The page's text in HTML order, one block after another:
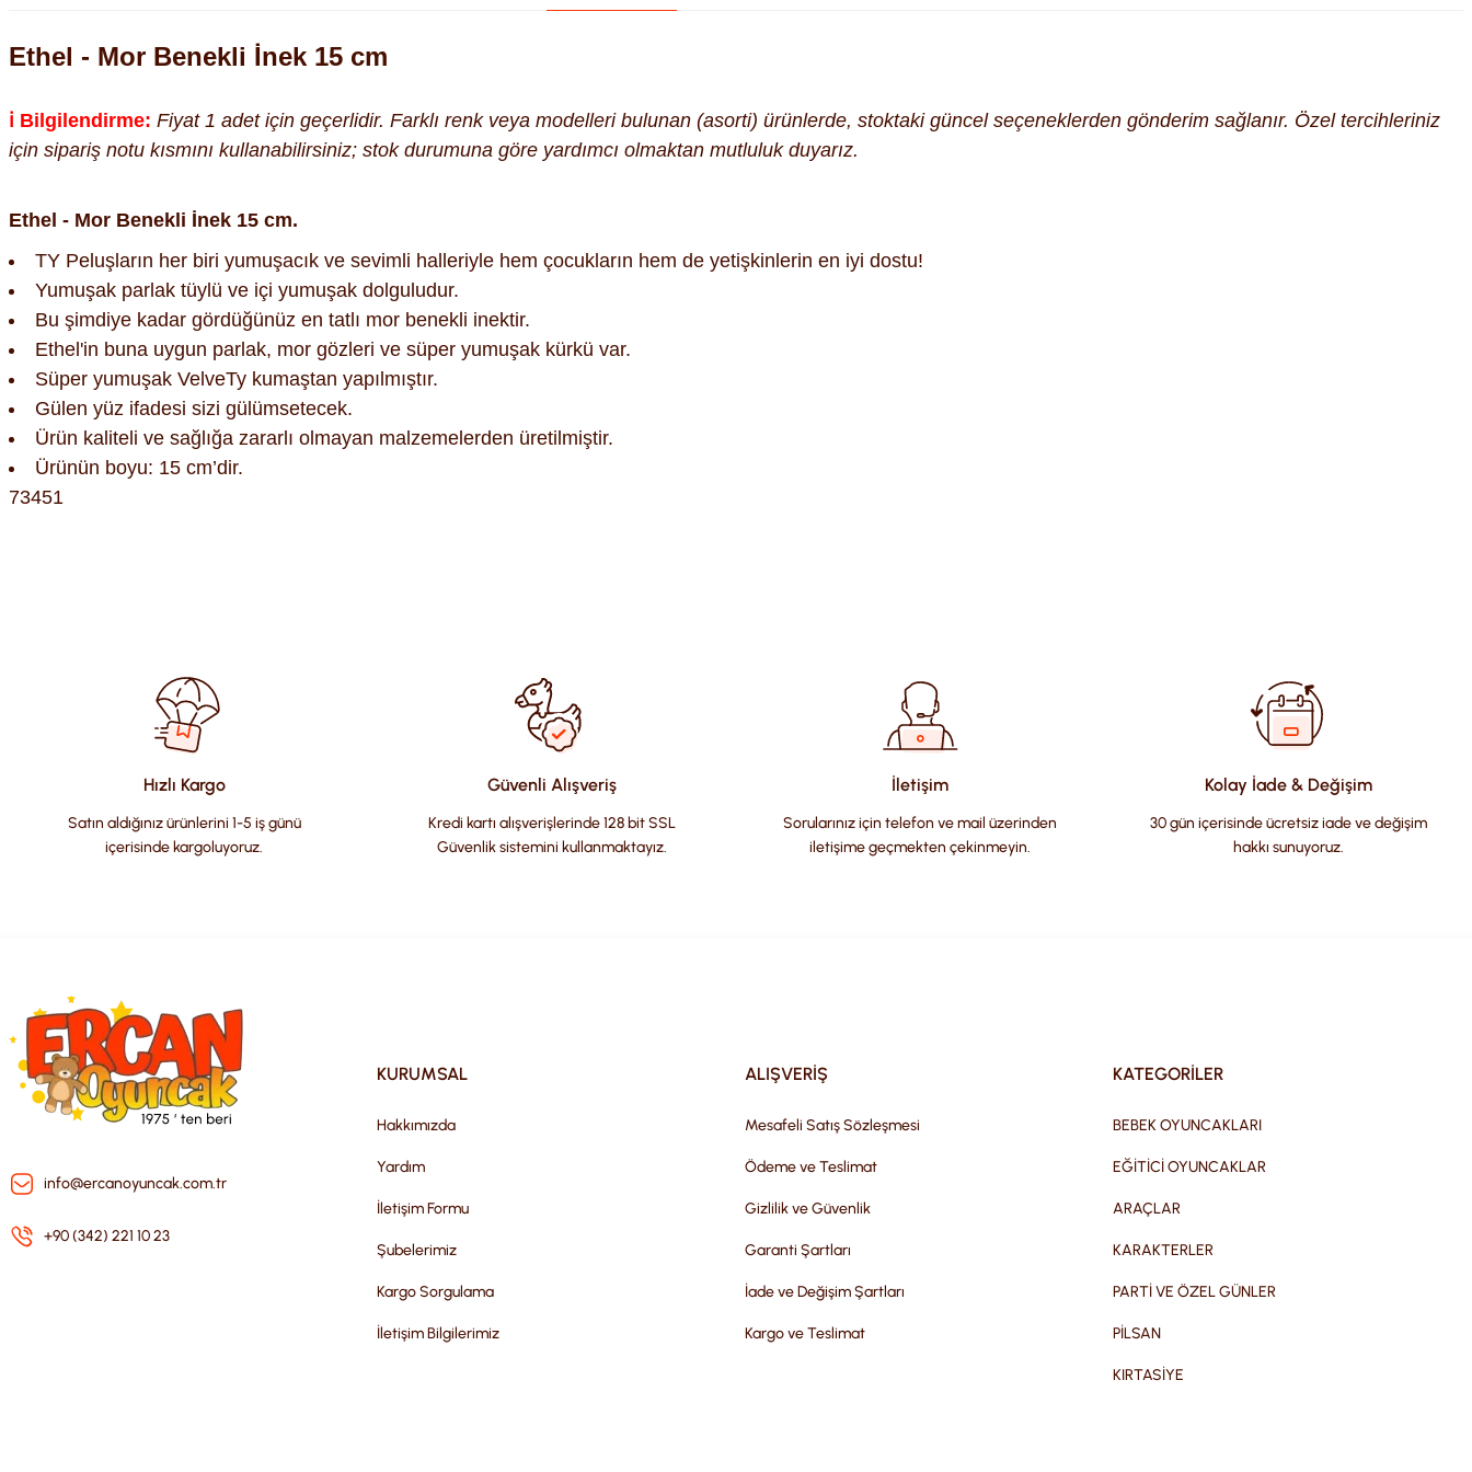
Ethel - Mor Benekli İnek 15 cm
ℹ️ Bilgilendirme: Fiyat 1 adet için geçerlidir. Farklı renk veya modelleri bulunan (asorti) ürünlerde, stoktaki güncel seçeneklerden gönderim sağlanır. Özel tercihleriniz
için sipariş notu kısmını kullanabilirsiniz; stok durumuna göre yardımcı olmaktan mutluluk duyarız.
Ethel - Mor Benekli İnek 15 cm.
TY Peluşların her biri yumuşacık ve sevimli halleriyle hem çocukların hem de yetişkinlerin en iyi dostu!
Yumuşak parlak tüylü ve içi yumuşak dolguludur.
Bu şimdiye kadar gördüğünüz en tatlı mor benekli inektir.
Ethel'in buna uygun parlak, mor gözleri ve süper yumuşak kürkü var.
Süper yumuşak VelveTy kumaştan yapılmıştır.
Gülen yüz ifadesi sizi gülümsetecek.
Ürün kaliteli ve sağlığa zararlı olmayan malzemelerden üretilmiştir.
Ürünün boyu: 15 cm’dir.
73451
Ürün resmi kalitesiz, bozuk veya görüntülenemiyor.
Ürün açıklamasında eksik bilgiler bulunuyor.
Ürün bilgilerinde hatalar bulunuyor.
Bu ürüne benzer farklı alternatifler olmalı.
Hızlı Kargo
Satın aldığınız ürünlerini 1-5 iş günü
içerisinde kargoluyoruz.
Güvenli Alışveriş
Kredi kartı alışverişlerinde 128 bit SSL
Güvenlik sistemini kullanmaktayız.
İletişim
Sorularınız için telefon ve mail üzerinden
iletişime geçmekten çekinmeyin.
Kolay İade & Değişim
30 gün içerisinde ücretsiz iade ve değişim
hakkı sunuyoruz.
info@ercanoyuncak.com.tr
+90 (342) 221 10 23
KURUMSAL
Hakkımızda
Yardım
İletişim Formu
Şubelerimiz
Kargo Sorgulama
İletişim Bilgilerimiz
ALIŞVERİŞ
Mesafeli Satış Sözleşmesi
Ödeme ve Teslimat
Gizlilik ve Güvenlik
Garanti Şartları
İade ve Değişim Şartları
Kargo ve Teslimat
KATEGORİLER
BEBEK OYUNCAKLARI
EĞİTİCİ OYUNCAKLAR
ARAÇLAR
KARAKTERLER
PARTİ VE ÖZEL GÜNLER
PİLSAN
KIRTASİYE